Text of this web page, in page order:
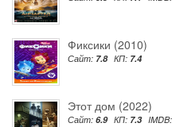
Фиксики (2010)
Сайт: 7.8 КП: 7.4
Этот дом (2022)
Сайт: 6.9 КП: 7.3 IMDB: